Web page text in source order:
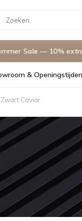
Sale — 10% extra
& Openingstijden
3 Termijnen, 0% Rente
Caviar